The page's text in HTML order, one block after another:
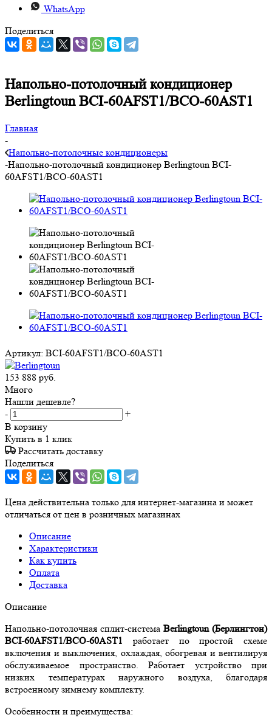
WhatsApp
Поделиться
Напольно-потолочный кондиционер
Berlingtoun BCI-60AFST1/BCO-60AST1
Главная
-
Напольно-потолочные кондиционеры
-Напольно-потолочный кондиционер Berlingtoun BCI-
60AFST1/BCO-60AST1
Артикул: BCI-60AFST1/BCO-60AST1
153 888 руб.
Много
Нашли дешевле?
-
+
В корзину
Купить в 1 клик
Рассчитать доставку
Поделиться
Цена действительна только для интернет-магазина и может
отличаться от цен в розничных магазинах
Описание
Характеристики
Как купить
Оплата
Доставка
Описание
Напольно-потолочная сплит-система Berlingtoun (Берлингтон)
BCI-60AFST1/BCO-60AST1 работает по простой схеме
включения и выключения, охлаждая, обогревая и вентилируя
обслуживаемое пространство.
Работает устройство при
низких температурах наружного воздуха, благодаря
встроенному зимнему комплекту.
Особенности и преимущества: